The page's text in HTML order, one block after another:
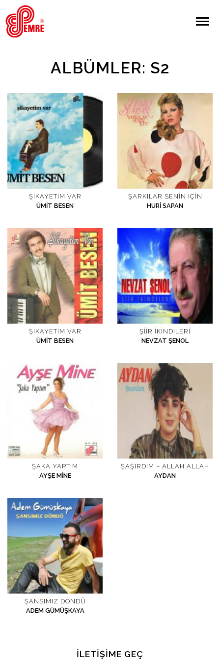
EMRE PLAK
ARAMA
Giriş Yap/Kayıt Ol
Anasayfa
Hakkımızda
Sanatçılar
İletişim
en
ALBÜMLER: S2
ŞIKAYETIM VAR
ÜMIT BESEN
ŞARKILAR SENIN IÇIN
HURI SAPAN
ŞIKAYETIM VAR
ÜMIT BESEN
ŞIIR İKINDILERI
NEVZAT ŞENOL
ŞAKA YAPTIM
AYŞE MINE
ŞAŞIRDIM – ALLAH ALLAH
AYDAN
ŞANSIMIZ DÖNDÜ
ADEM GÜMÜŞKAYA
İLETIŞIME GEÇ